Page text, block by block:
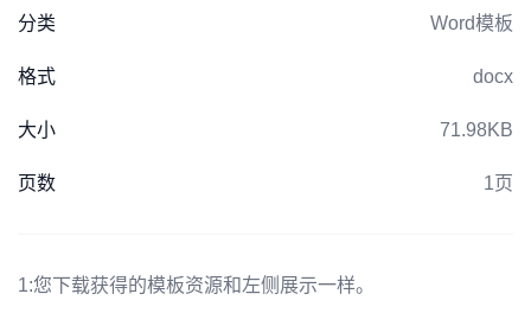
分类 Word模板
格式 docx
大小 71.98KB
页数 1页
1:您下载获得的模板资源和左侧展示一样。